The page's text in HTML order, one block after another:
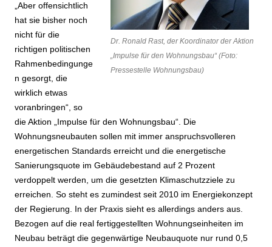
Dr. Ronald Rast, der Koordinator der Aktion
„Impulse für den Wohnungsbau“ (Foto:
Pressestelle Wohnungsbau)
„Aber offensichtlich
hat sie bisher noch
nicht für die
richtigen politischen
Rahmenbedingunge
n gesorgt, die
wirklich etwas
voranbringen“, so
die Aktion „Impulse für den Wohnungsbau“. Die
Wohnungsneubauten sollen mit immer anspruchsvolleren
energetischen Standards erreicht und die energetische
Sanierungsquote im Gebäudebestand auf 2 Prozent
verdoppelt werden, um die gesetzten Klimaschutzziele zu
erreichen. So steht es zumindest seit 2010 im Energiekonzept
der Regierung. In der Praxis sieht es allerdings anders aus.
Bezogen auf die real fertiggestellten Wohnungseinheiten im
Neubau beträgt die gegenwärtige Neubauquote nur rund 0,5